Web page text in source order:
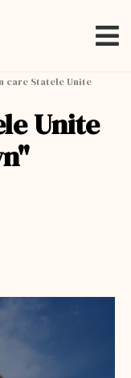
care Statele Unite
Unite